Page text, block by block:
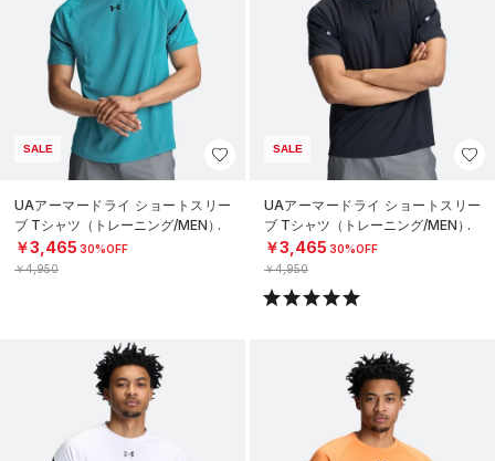
SALE
UAアーマードライ ショートスリー
ブ Tシャツ（トレーニング/MEN）
￥3,465 30%OFF
￥4,950
SALE
UAアーマードライ ショートスリー
ブ Tシャツ（トレーニング/MEN）
￥3,465 30%OFF
￥4,950